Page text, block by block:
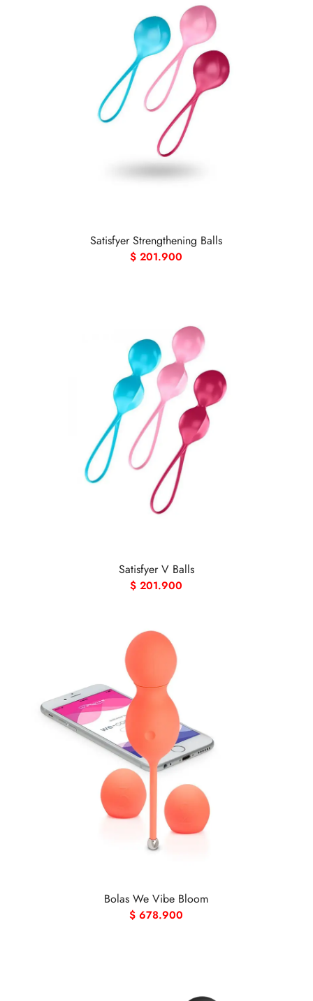
Satisfyer Strengthening Balls
$ 201.900
Satisfyer V Balls
$ 201.900
Bolas We Vibe Bloom
$ 678.900